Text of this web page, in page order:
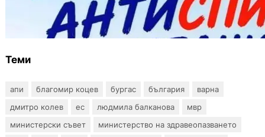
Варна предлага безплатни и анонимни
тестове за ХИВ и други инфекции през
август
Теми
апи благомир коцев бургас българия
варна
дмитро колев
ес людмила балканова
мвр
министерски съвет
министерство на здравеопазването